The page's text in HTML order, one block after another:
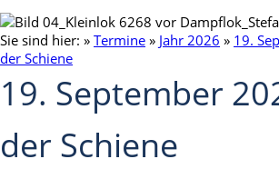
Sie sind hier: » Termine » Jahr 2026 » 19.
der Schiene
19. September
der Schiene